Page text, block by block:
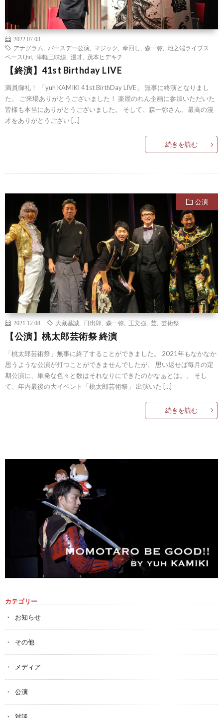
2022.07.03
アナグラム
バースデー公演 マジック 傘回し 森一弥
池之端ライブス
ペースQui
津軽三味線 漫才 茂本ヒデキチ
【終演】41st Birthday LIVE
満員御礼！ 「yuh KAMIKI 41st BirthDay LIVE」 無事に終演となりまし
た。 ご来場ありがとうございました！ 楽屋のれん企画に参加いただいた
皆様も本当にありがとうございました。 そして、森一弥さん、最高の漫
才をありがとうござい […]
続きを読む
公演
2021.12.08 大藏基誠 日出郎 森一弥 王文強 芸 芸術祭
【公演】桃太郎芸術祭 終演
「桃太郎芸術祭」無事に終了することができました。 2021年もなかなか
思うような公演が打つことができませんでしたが、 思い返せば毎月の定
期公演に、単発な色々と数はそれなりにできたのかなぁとは。。 そし
て、年内最後の大イベント「桃太郎芸術祭」 出演いた […]
続きを読む
カテゴリー
お知らせ
その他
メディア
公演